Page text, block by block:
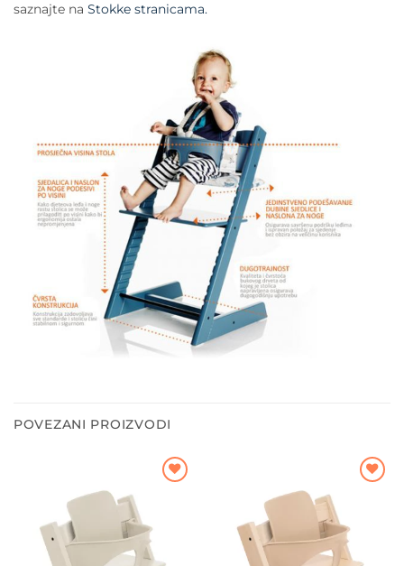
saznajte na Stokke stranicama.
POVEZANI PROIZVODI